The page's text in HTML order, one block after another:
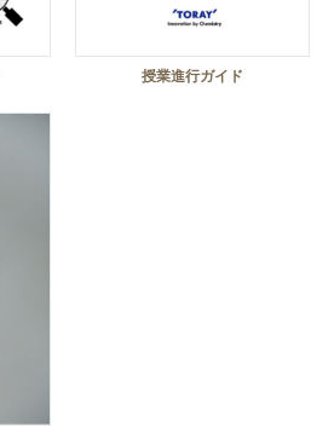
授業進行ガイド